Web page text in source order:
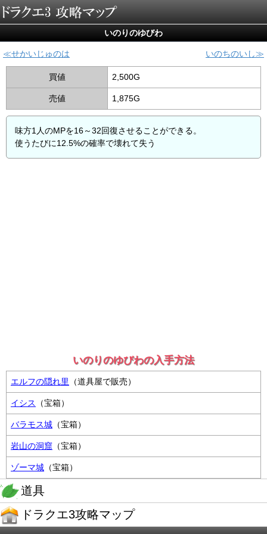
いのりのゆびわ
せかいじゅのは いのちのいし
買値 2,500G
売値 1,875G
味方1人のMPを16～32回復させることができる。
使うたびに12.5%の確率で壊れて失う
いのりのゆびわの入手方法
エルフの隠れ里 （道具屋で販売）
イシス （宝箱）
バラモス城 （宝箱）
岩山の洞窟 （宝箱）
ゾーマ城 （宝箱）
道具
ドラクエ3攻略マップ